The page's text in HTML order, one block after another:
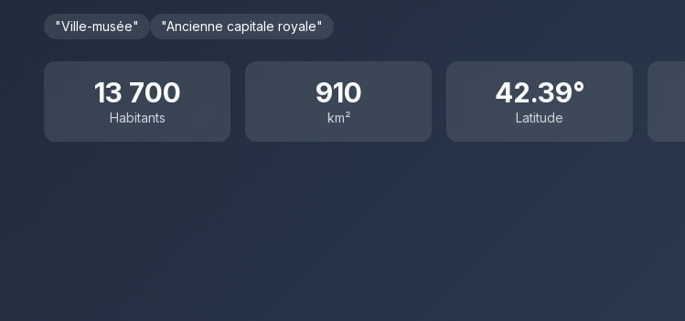
"Ville-musée" "Ancienne capitale royale"
13 700
Habitants
910
km²
42.39°
Latitude